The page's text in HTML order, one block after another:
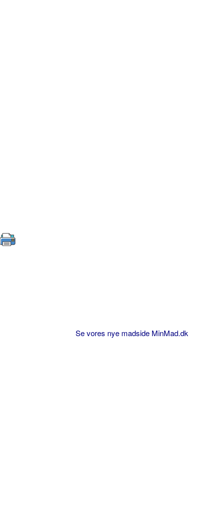
Se vores nye madside MinMad.dk